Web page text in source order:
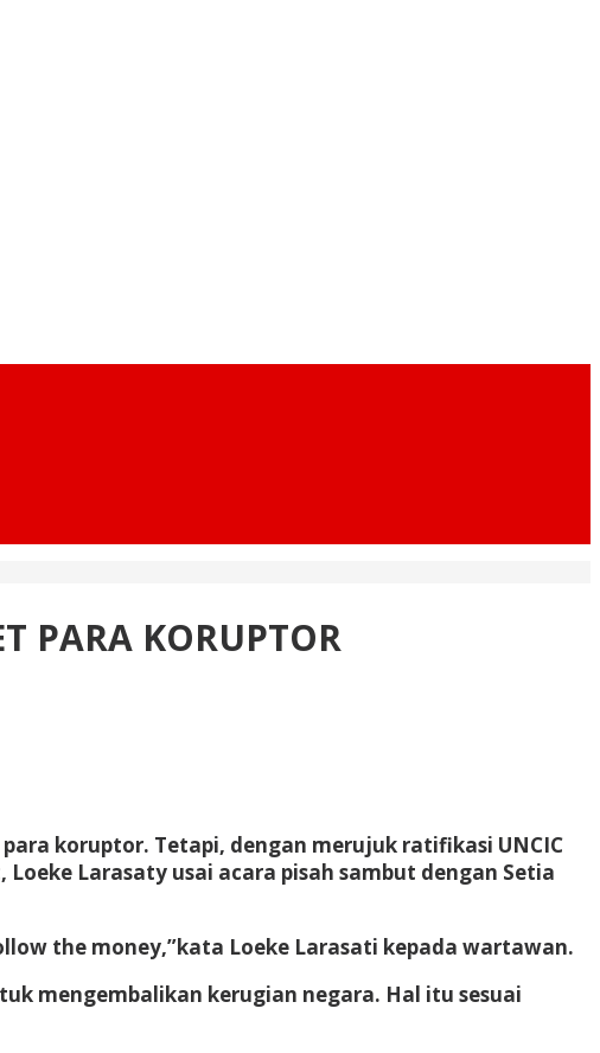
PARA KORUPTOR
koruptor. Tetapi, dengan merujuk ratifikasi UNCIC
Larasaty usai acara pisah sambut dengan Setia
the money,”kata Loeke Larasati kepada wartawan.
mengembalikan kerugian negara. Hal itu sesuai